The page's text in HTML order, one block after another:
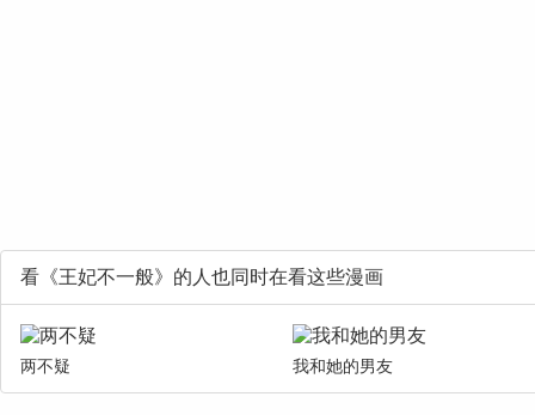
看《王妃不一般》的人也同时在看这些漫画
两不疑 我和她的男友